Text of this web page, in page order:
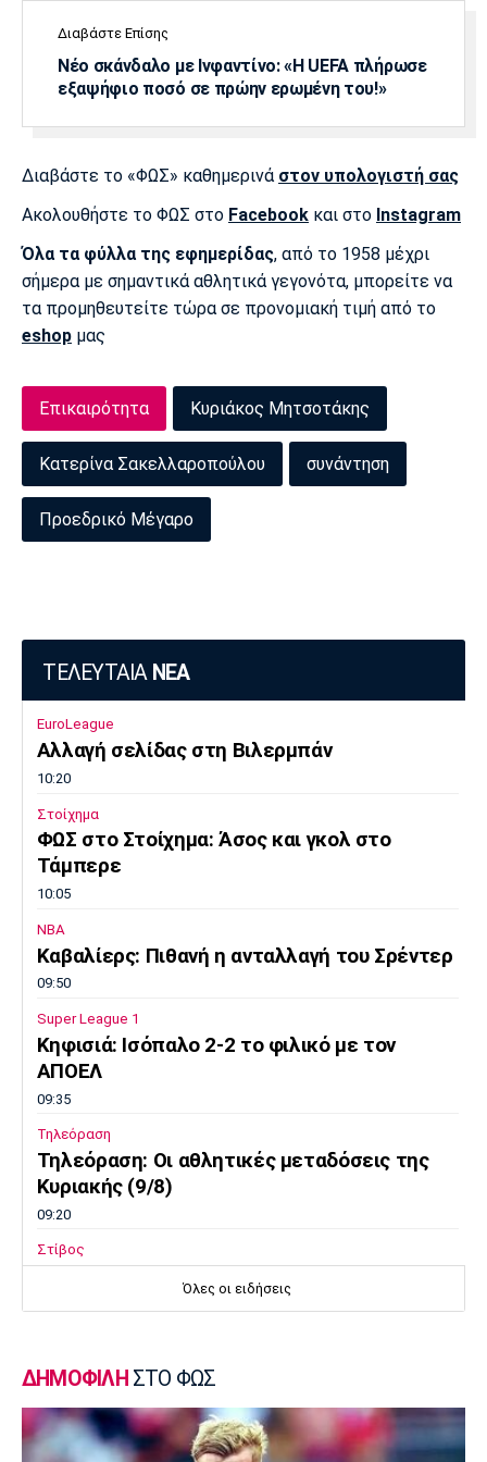
Διαβάστε Επίσης
Νέο σκάνδαλο με Ινφαντίνο: «Η UEFA πλήρωσε
εξαψήφιο ποσό σε πρώην ερωμένη του!»
Διαβάστε το «ΦΩΣ» καθημερινά στον υπολογιστή σας
Ακολουθήστε το ΦΩΣ στο Facebook και στο Instagram
Όλα τα φύλλα της εφημερίδας, από το 1958 μέχρι
σήμερα με σημαντικά αθλητικά γεγονότα, μπορείτε να
τα προμηθευτείτε τώρα σε προνομιακή τιμή από το
eshop μας
Επικαιρότητα Κυριάκος Μητσοτάκης
Κατερίνα Σακελλαροπούλου συνάντηση
Προεδρικό Μέγαρο
ΤΕΛΕΥΤΑΙΑ ΝΕΑ
EuroLeague
Αλλαγή σελίδας στη Βιλερμπάν
10:20
Στοίχημα
ΦΩΣ στο Στοίχημα: Άσος και γκολ στο
Τάμπερε
10:05
NBA
Καβαλίερς: Πιθανή η ανταλλαγή του Σρέντερ
09:50
Super League 1
Κηφισιά: Ισόπαλο 2-2 το φιλικό με τον
ΑΠΟΕΛ
09:35
Τηλεόραση
Τηλεόραση: Οι αθλητικές μεταδόσεις της
Κυριακής (9/8)
09:20
Στίβος
Παγκόσμιο Πρωτάθλημα Κ20: Πέμπτος ο
Αλιβιζάτος, ένατος ο Κουλούρης
Μπραν - ΠΑΟΚ 3-2: Τα highlights της
αναμέτρησης
08:50
Όλες οι ειδήσεις
ΔΗΜΟΦΙΛΗ ΣΤΟ ΦΩΣ